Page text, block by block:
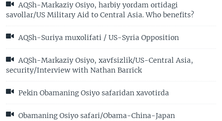
AQSh-Markaziy Osiyo, harbiy yordam ortidagi
savollar/US Military Aid to Central Asia. Who benefits?
AQSh-Suriya muxolifati / US-Syria Opposition
AQSh-Markaziy Osiyo, xavfsizlik/US-Central Asia,
security/Interview with Nathan Barrick
Pekin Obamaning Osiyo safaridan xavotirda
Obamaning Osiyo safari/Obama-China-Japan